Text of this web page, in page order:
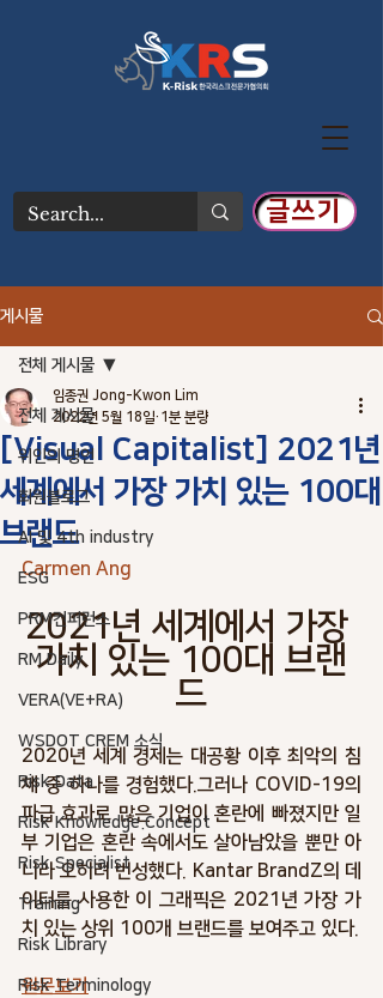
글쓰기
게시물
전체 게시물
위인의 명언
회원블로그
AI 및 4th industry
ESG
PRM컨퍼런스
RM Daily
VERA(VE+RA)
WSDOT CREM 소식
Risk Data
Risk Knowledge.Concept
Risk Specialist
Training
Risk Library
Risk Terminology
전체 게시물
[Visual Capitalist] 2021년
세계에서 가장 가치 있는 100대
브랜드
임종권 Jong-Kwon Lim
2022년 5월 18일 1분 분량
Carmen Ang
2021년 세계에서 가장
가치 있는 100대 브랜
드
2020년 세계 경제는 대공황 이후 최악의 침
체 중 하나를 경험했다.그러나 COVID-19의
파급 효과로 많은 기업이 혼란에 빠졌지만 일
부 기업은 혼란 속에서도 살아남았을 뿐만 아
니라 오히려 번성했다. Kantar BrandZ의 데
이터를 사용한 이 그래픽은 2021년 가장 가
원문보기